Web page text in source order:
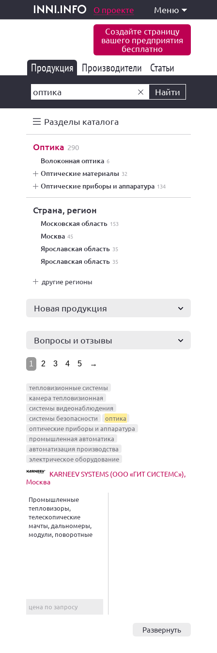
inni.info
и услуги О проекте Меню
Создайте страницу
вашего предприятия
бесплатно
Продукция 177 847
Производители 6 777
Статьи
Найти
Разделы каталога
оптика 290
волоконная оптика 6
оптические материалы 32
оптические приборы и аппаратура 134
Страна, регион
Московская область 153
Москва 45
Ярославская область 35
Ярославская область 35
другие регионы
Новая продукция
Вопросы и отзывы
1 2 3 4 5 →
тепловизионные системы
камера тепловизионная
системы видеонаблюдения
системы безопасности
оптика
оптические приборы и аппаратура
промышленная автоматика
автоматизация производства
электрическое оборудование
KARNEEV SYSTEMS (ООО «ГИТ СИСТЕМС»),
Москва
Промышленные
тепловизоры,
телескопические
мачты, дальномеры,
модули, поворотные
цена по запросу
Развернуть